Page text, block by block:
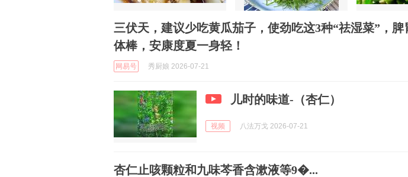
三伏天，建议少吃黄瓜茄子，使劲吃这3种“祛湿菜”，脾
体棒，安康度夏一身轻！
网易号 秀厨娘 2026-07-21
儿时的味道-️（杏仁）
视频 八法万戈 2026-07-21
杏仁止咳颗粒和九味芩香含漱液等9�...